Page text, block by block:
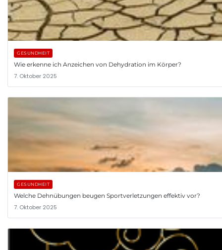
GESUNDHEIT
Wie erkenne ich Anzeichen von Dehydration im Körper?
7. Oktober 2025
GESUNDHEIT
Welche Dehnübungen beugen Sportverletzungen effektiv vor?
7. Oktober 2025